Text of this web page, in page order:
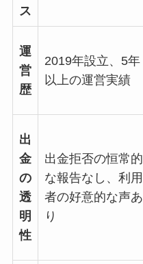
ス
運
営
歴
2019年設立、 5年
以上の運営実績
出
金
の
透
明
性
出金拒否の恒常的
な報告なし、利用
者の好意的な声あ
り